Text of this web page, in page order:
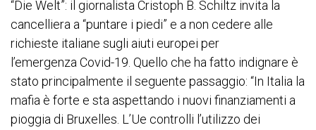
“Die Welt”: il giornalista Cristoph B. Schiltz invita la
cancelliera a “puntare i piedi” e a non cedere alle
richieste italiane sugli aiuti europei per
l’emergenza Covid-19. Quello che ha fatto indignare è
stato principalmente il seguente passaggio: “In Italia la
mafia è forte e sta aspettando i nuovi finanziamenti a
pioggia di Bruxelles. L’Ue controlli l’utilizzo dei